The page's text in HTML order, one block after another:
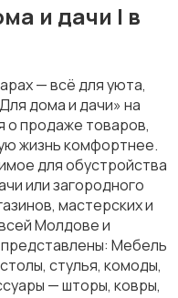
и дачи | в
— всё для уюта,
дома и дачи» на
о продаже товаров,
жизнь комфортнее.
для обустройства
или загородного
мастерских и
Молдове и
Мебель
стулья, комоды,
— шторы, ковры,